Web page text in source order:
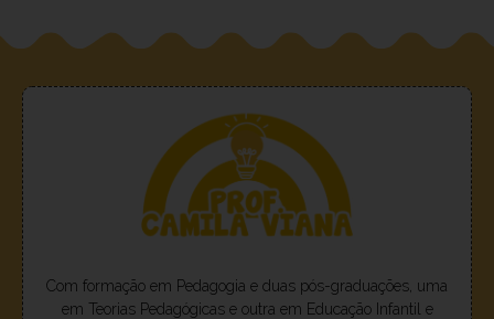
Com formação em Pedagogia e duas pós-graduações, uma
em Teorias Pedagógicas e outra em Educação Infantil e